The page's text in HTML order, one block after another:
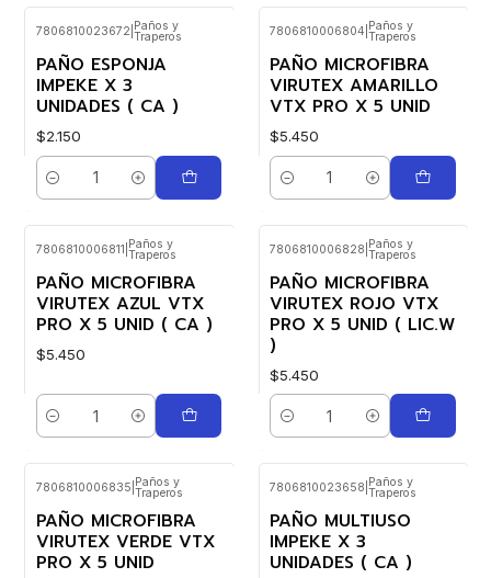
7806810023672 Paños y
Traperos
PAÑO ESPONJA
IMPEKE X 3
UNIDADES ( CA )
$2.150
Cantidad
7806810006804 Paños y
Traperos
PAÑO MICROFIBRA
VIRUTEX AMARILLO
VTX PRO X 5 UNID
$5.450
Cantidad
7806810006811 Paños y
Traperos
PAÑO MICROFIBRA
VIRUTEX AZUL VTX
PRO X 5 UNID ( CA )
$5.450
Cantidad
7806810006828 Paños y
Traperos
PAÑO MICROFIBRA
VIRUTEX ROJO VTX
PRO X 5 UNID ( LIC.W
)
$5.450
Cantidad
7806810006835 Paños y
Traperos
PAÑO MICROFIBRA
VIRUTEX VERDE VTX
PRO X 5 UNID
7806810023658 Paños y
Traperos
PAÑO MULTIUSO
IMPEKE X 3
UNIDADES ( CA )